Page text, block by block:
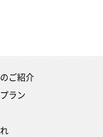
ご紹介
ラン